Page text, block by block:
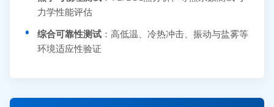
力学性能评估
综合可靠性测试 ：高低温、冷热冲击、振动与盐雾等
环境适应性验证